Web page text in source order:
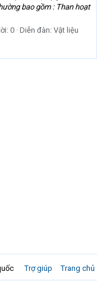
bao gồm : Than hoạt
0 Diễn đàn: Vật liệu
Trợ giúp Trang chủ